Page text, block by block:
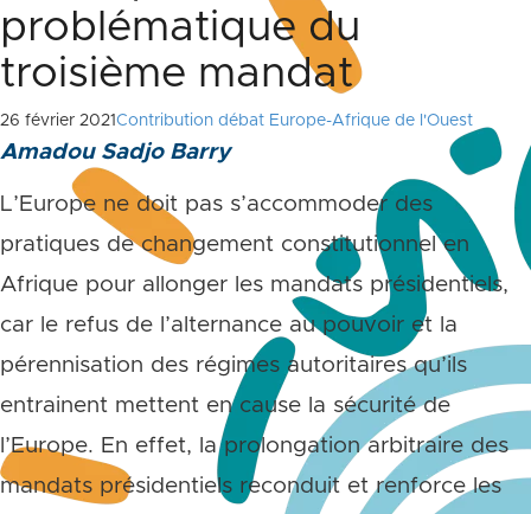
problématique du
troisième mandat
26 février 2021Contribution débat Europe-Afrique de l'Ouest
Amadou Sadjo Barry
L’Europe ne doit pas s’accommoder des
pratiques de changement constitutionnel en
Afrique pour allonger les mandats présidentiels,
car le refus de l’alternance au pouvoir et la
pérennisation des régimes autoritaires qu’ils
entrainent mettent en cause la sécurité de
l’Europe. En effet, la prolongation arbitraire des
mandats présidentiels reconduit et renforce les